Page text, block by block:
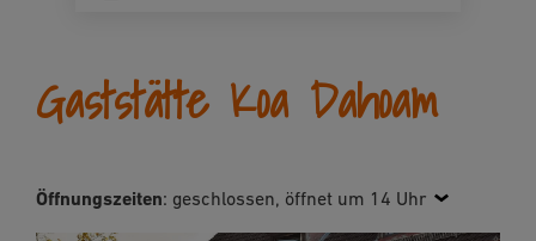
Gaststätte Koa Dahoam
Öffnungszeiten: geschlossen, öffnet um 14 Uhr